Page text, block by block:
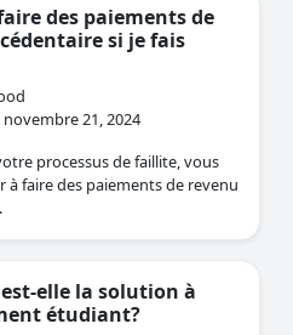
des paiements de
si je fais
21, 2024
processus de faillite, vous
à faire des paiements de revenu
elle la solution à
étudiant?